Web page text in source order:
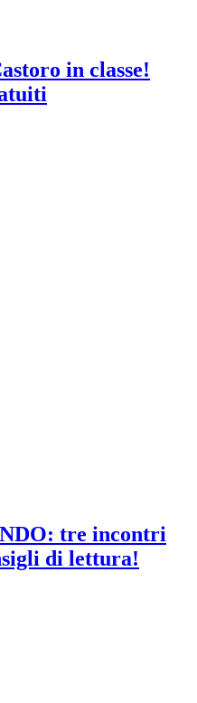
in classe!
tre incontri
di lettura!